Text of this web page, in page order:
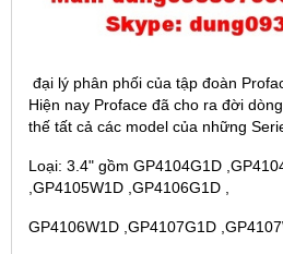
đại lý phân phối của tập đoàn
Hiện nay Proface đã cho ra đời
thế tất cả các model của những
Loại: 3.4" gồm GP4104G1D
,GP4105W1D ,GP4106G1D ,
GP4106W1D ,GP4107G1D